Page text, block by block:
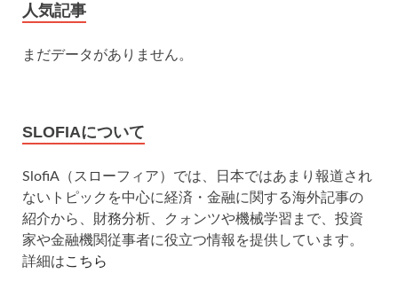
人気記事
まだデータがありません。
SLOFIAについて
SlofiA（スローフィア）では、日本ではあまり報道され
ないトピックを中心に経済・金融に関する海外記事の
紹介から、財務分析、クォンツや機械学習まで、投資
家や金融機関従事者に役立つ情報を提供しています。
詳細はこちら